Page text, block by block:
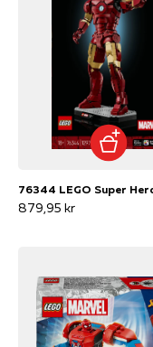
879,95 kr